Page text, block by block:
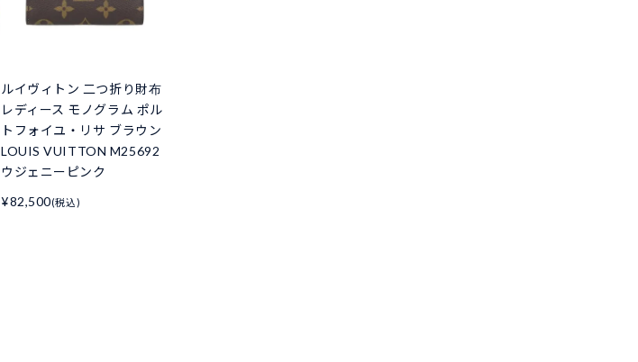
ルイヴィトン 二つ折り財布
レディース モノグラム ポル
トフォイユ・リサ ブラウン
LOUIS VUITTON M25692
ウジェニーピンク
¥82,500(税込)